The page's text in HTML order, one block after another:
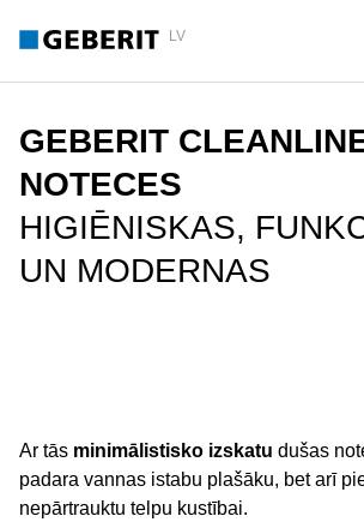
LV
GEBERIT
NOTECES
HIGIĒNISKAS,
UN MODERNAS
Ar tās minimālistisko izskatu dušas
padara vannas istabu plašāku, bet arī
nepārtrauktu telpu kustībai.